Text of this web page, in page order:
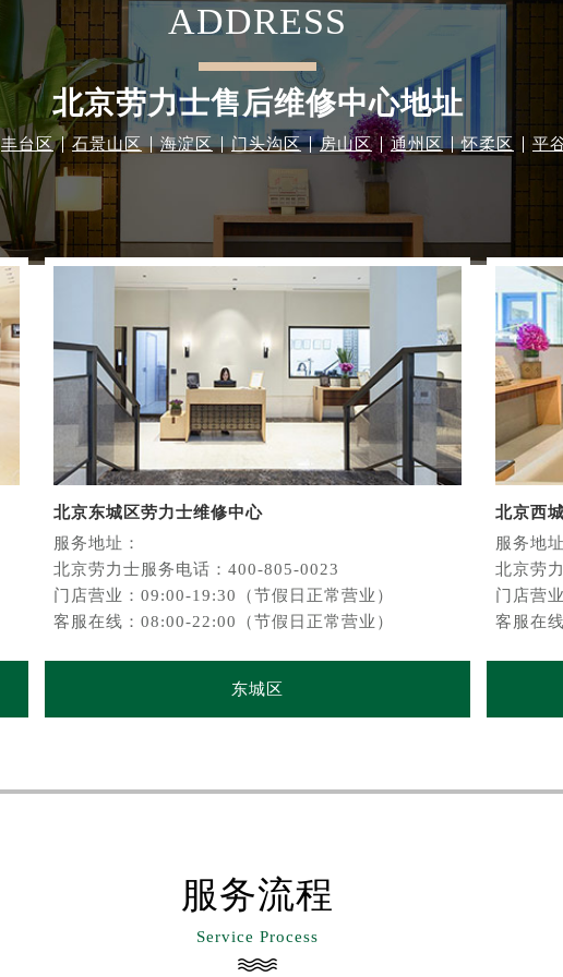
ADDRESS
北京劳力士售后维修中心地址
丰台区 石景山区 海淀区 门头沟区 房山区 通州区 怀柔区 平
北京东城区劳力士维修中心
服务地址：
北京劳力士服务电话：400-805-0023
门店营业：09:00-19:30（节假日正常营业）
客服在线：08:00-22:00（节假日正常营业）
东城区
北京西
服务地
北京劳
门店营
客服在
服务流程
Service Process